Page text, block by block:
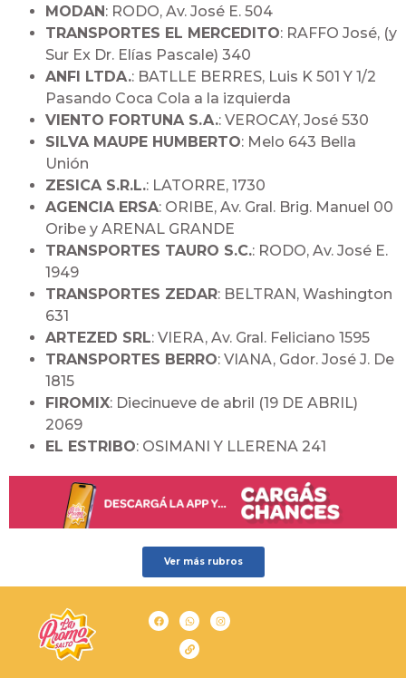
MODAN : RODO, Av. José E. 504
TRANSPORTES EL MERCEDITO: RAFFO José, (y
Sur Ex Dr. Elías Pascale) 340
ANFI LTDA.: BATLLE BERRES, Luis K 501 Y 1/2
Pasando Coca Cola a la izquierda
VIENTO FORTUNA S.A.: VEROCAY, José 530
SILVA MAUPE HUMBERTO: Melo 643 Bella
Unión
ZESICA S.R.L.: LATORRE, 1730
AGENCIA ERSA: ORIBE, Av. Gral. Brig. Manuel 00
Oribe y ARENAL GRANDE
TRANSPORTES TAURO S.C.: RODO, Av. José E.
1949
TRANSPORTES ZEDAR: BELTRAN, Washington
631
ARTEZED SRL: VIERA, Av. Gral. Feliciano 1595
TRANSPORTES BERRO: VIANA, Gdor. José J. De
1815
FIROMIX: Diecinueve de abril (19 DE ABRIL)
2069
EL ESTRIBO: OSIMANI Y LLERENA 241
Ver más rubros